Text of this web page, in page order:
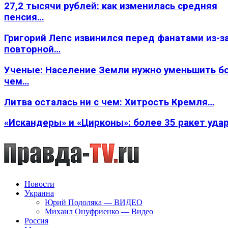
27,2 тысячи рублей: как изменилась средняя
пенсия…
Григорий Лепс извинился перед фанатами из-
повторной…
Ученые: Население Земли нужно уменьшить
чем…
Литва осталась ни с чем: Хитрость Кремля…
«Искандеры» и «Цирконы»: более 35 ракет
Новости
Украина
Юрий Подоляка — ВИДЕО
Михаил Онуфриенко — Видео
Россия